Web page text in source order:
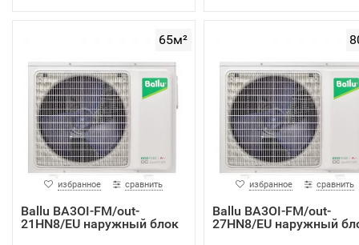
65м²
избранное сравнить
Ballu BA3OI-FM/out-
21HN8/EU наружный блок
избранное сравнить
Ballu BA3OI-FM/out-
27HN8/EU наружный